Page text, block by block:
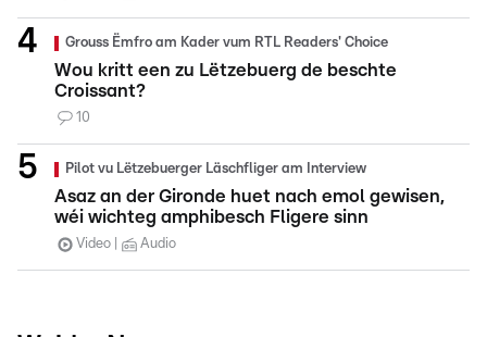
Grouss Ëmfro am Kader vum RTL Readers' Choice
Wou kritt een zu Lëtzebuerg de beschte
Croissant?
10
Pilot vu Lëtzebuerger Läschfliger am Interview
Asaz an der Gironde huet nach emol gewisen,
wéi wichteg amphibesch Fligere sinn
Video Audio